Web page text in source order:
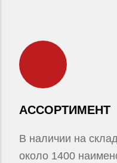
АССОРТИМЕНТ
В наличии на
около 1400